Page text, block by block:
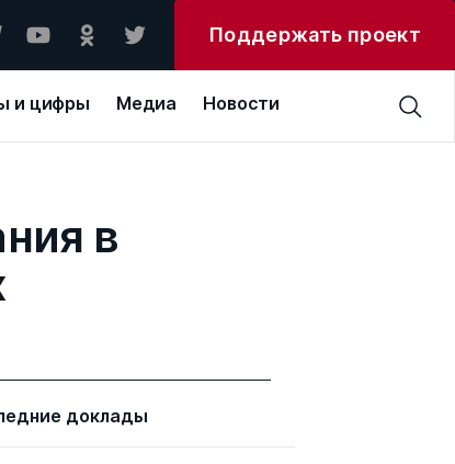
Поддержать проект
и цифры Медиа Новости
в
доклады